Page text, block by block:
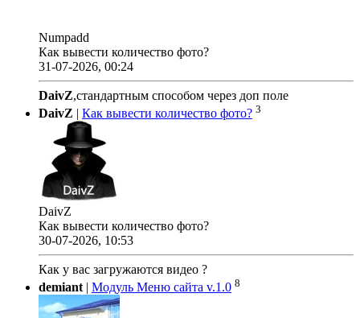
Numpadd
Как вывести количество фото?
31-07-2026, 00:24
DaivZ,стандартным способом через доп поле
DaivZ | Как вывести количество фото? 3
DaivZ
Как вывести количество фото?
30-07-2026, 10:53
Как у вас загружаются видео ?
demiant | Модуль Меню сайта v.1.0 8